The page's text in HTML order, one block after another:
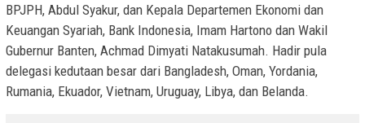
BPJPH, Abdul Syakur, dan Kepala Departemen Ekonomi dan
Keuangan Syariah, Bank Indonesia, Imam Hartono dan Wakil
Gubernur Banten, Achmad Dimyati Natakusumah. Hadir pula
delegasi kedutaan besar dari Bangladesh, Oman, Yordania,
Rumania, Ekuador, Vietnam, Uruguay, Libya, dan Belanda.